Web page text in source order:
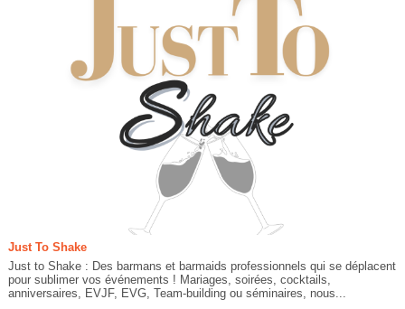
Just To Shake
Just to Shake : Des barmans et barmaids professionnels qui se déplacent
pour sublimer vos événements ! Mariages, soirées, cocktails,
anniversaires, EVJF, EVG, Team-building ou séminaires, nous...